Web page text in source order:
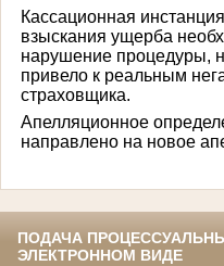
Кассационная
взыскания ущерба
нарушение процедуры,
привело к реальным
страховщика.
Апелляционное
направлено на новое
ПОДАЧА
ЭЛЕКТРОННОМ ВИДЕ